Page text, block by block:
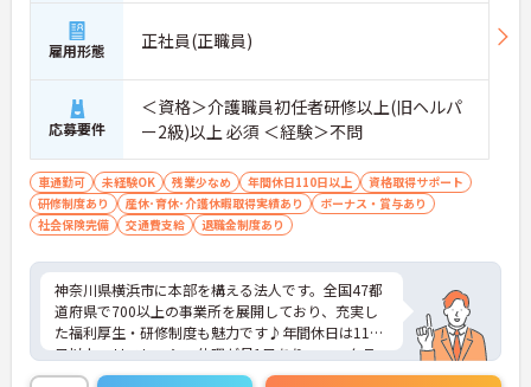
雇用形態 正社員(正職員)
応募要件
＜資格＞介護職員初任者研修以上(旧ヘルパ
ー2級)以上 必須 ＜経験＞不問
車通勤可 未経験OK 残業少なめ 年間休日110日以上
資格取得サポート
研修制度あり
産休･育休･介護休暇取得実績あり
ボーナス・賞与あり
社会保険完備
交通費支給 退職金制度あり
神奈川県横浜市に本部を構える法人です。全国47都
道府県で700以上の事業所を展開しており、充実し
た福利厚生・研修制度も魅力です♪年間休日は110
日以上、リフレッシュ休暇が月1日あり、ワークラ
イフバランスを重視される方にもおすすめです。ご